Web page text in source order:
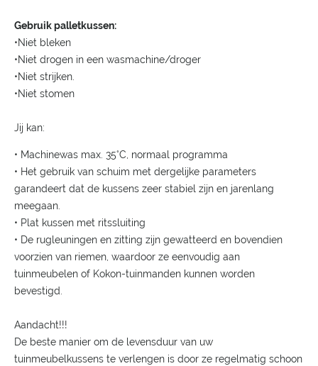
Gebruik palletkussen:
•Niet bleken
•Niet drogen in een wasmachine/droger
•Niet strijken.
•Niet stomen
Jij kan:
• Machinewas max. 35°C, normaal programma
• Het gebruik van schuim met dergelijke parameters
garandeert dat de kussens zeer stabiel zijn en jarenlang
meegaan.
• Plat kussen met ritssluiting
• De rugleuningen en zitting zijn gewatteerd en bovendien
voorzien van riemen, waardoor ze eenvoudig aan
tuinmeubelen of Kokon-tuinmanden kunnen worden
bevestigd.
Aandacht!!!
De beste manier om de levensduur van uw
tuinmeubelkussens te verlengen is door ze regelmatig schoon